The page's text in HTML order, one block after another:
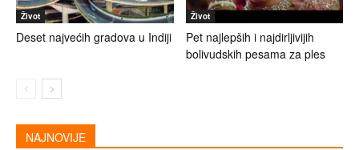
Život
Deset najvećih gradova u Indiji
Život
Pet najlepših i najdirljivijih
bolivudskih pesama za ples
NAJNOVIJE